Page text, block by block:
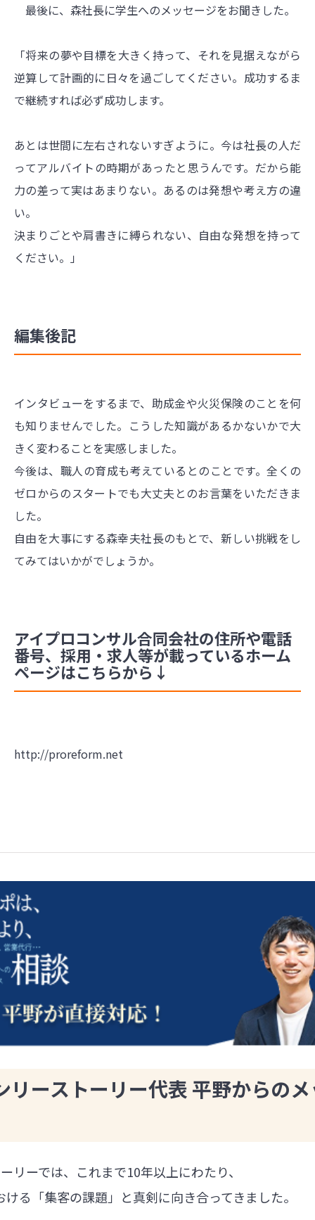
最後に、森社長に学生へのメッセージをお聞きした。
「将来の夢や目標を大きく持って、それを見据えながら
逆算して計画的に日々を過ごしてください。成功するま
で継続すれば必ず成功します。
あとは世間に左右されないすぎように。今は社長の人だ
ってアルバイトの時期があったと思うんです。だから能
力の差って実はあまりない。あるのは発想や考え方の違
い。
決まりごとや肩書きに縛られない、自由な発想を持って
ください。」
編集後記
インタビューをするまで、助成金や火災保険のことを何
も知りませんでした。こうした知識があるかないかで大
きく変わることを実感しました。
今後は、職人の育成も考えているとのことです。全くの
ゼロからのスタートでも大丈夫とのお言葉をいただきま
した。
自由を大事にする森幸夫社長のもとで、新しい挑戦をし
てみてはいかがでしょうか。
アイプロコンサル合同会社の住所や電話
番号、採用・求人等が載っているホーム
ページはこちらから↓
http://proreform.net
リーストーリー代表 平野からの
リーでは、これまで10年以上にわたり、
る「集客の課題」と真剣に向き合ってきました。